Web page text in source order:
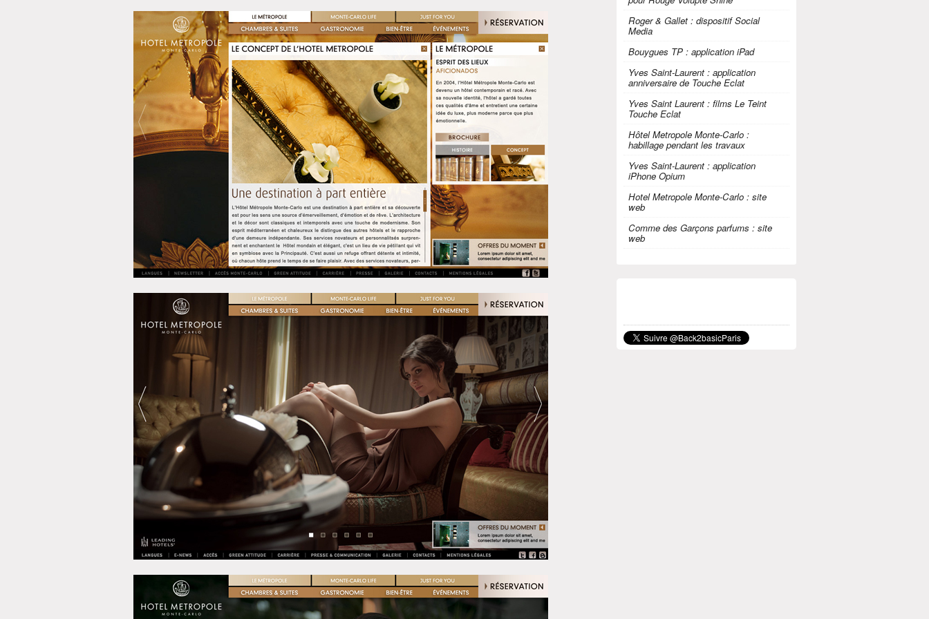
Roger & Gallet : dispositif Social
Media
Bouygues TP : application iPad
Yves Saint-Laurent : application
anniversaire de Touche Eclat
Yves Saint Laurent : films Le Teint
Touche Eclat
Hôtel Metropole Monte-Carlo :
habillage pendant les travaux
Yves Saint-Laurent : application
iPhone Opium
Hotel Metropole Monte-Carlo : site
web
Comme des Garçons parfums : site
web